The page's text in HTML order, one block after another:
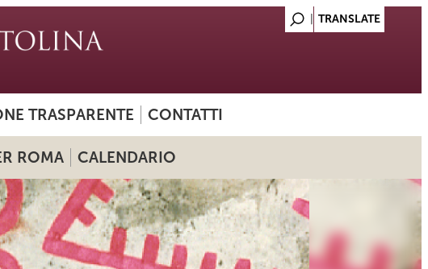
TRASPARENTE CONTATTI
ROMA CALENDARIO